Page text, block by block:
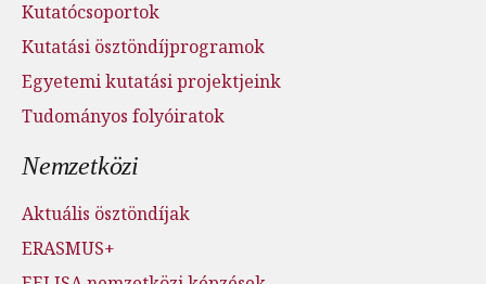
Kutatócsoportok
Kutatási ösztöndíjprogramok
Egyetemi kutatási projektjeink
Tudományos folyóiratok
Nemzetközi
Aktuális ösztöndíjak
ERASMUS+